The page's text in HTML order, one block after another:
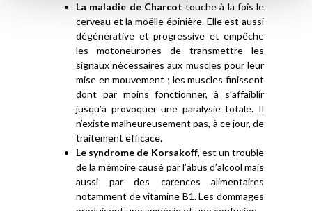
La maladie de Charcot touche à la fois le
cerveau et la moëlle épinière. Elle est aussi
dégénérative et progressive et empêche
les motoneurones de transmettre les
signaux nécessaires aux muscles pour leur
mise en mouvement ; les muscles finissent
dont par moins fonctionner, à s’affaiblir
jusqu’à provoquer une paralysie totale. Il
n’existe malheureusement pas, à ce jour, de
traitement efficace.
Le syndrome de Korsakoff, est un trouble
de la mémoire causé par l’abus d’alcool mais
aussi par des carences alimentaires
notamment de vitamine B1. Les dommages